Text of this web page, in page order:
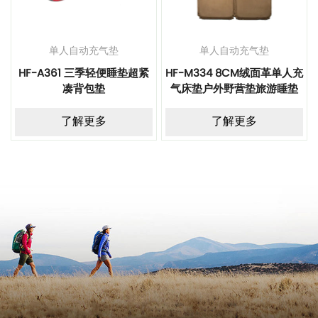
单人自动充气垫
HF-A361 三季轻便睡垫超紧
凑背包垫
了解更多
单人自动充气垫
HF-M334 8CM绒面革单人充
气床垫户外野营垫旅游睡垫
了解更多